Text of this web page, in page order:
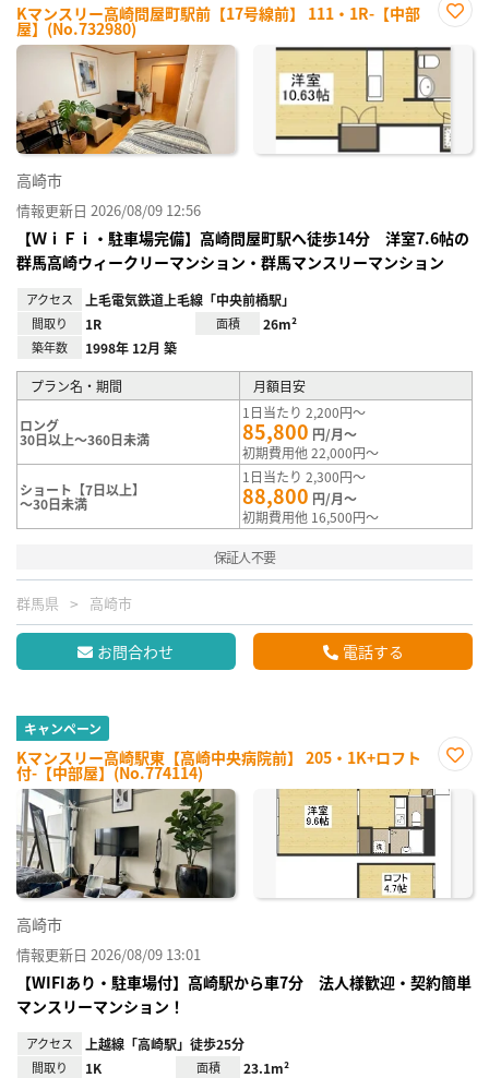
Kマンスリー高崎問屋町駅前【17号線前】 111・1R-【中部
屋】(No.732980)
に入
り登
高崎市
情報更新日 2026/08/09 12:56
【ＷｉＦｉ・駐車場完備】高崎問屋町駅へ徒歩14分 洋室7.6帖の
群馬高崎ウィークリーマンション・群馬マンスリーマンション
アクセス 上毛電気鉄道上毛線「中央前橋駅」
間取り 1R 面積 26m²
築年数 1998年 12月 築
プラン名・期間 月額目安
ロング
30日以上～360日未満
1日当たり 2,200円～
85,800 円/月～
初期費用他 22,000円～
ショート【7日以上】
～30日未満
1日当たり 2,300円～
88,800 円/月～
初期費用他 16,500円～
保証人不要
群馬県 高崎市
お問合わせ 電話する
キャンペーン
Kマンスリー高崎駅東【高崎中央病院前】 205・1K+ロフト
付-【中部屋】(No.774114)
に入
高崎市
情報更新日 2026/08/09 13:01
【WIFIあり・駐車場付】高崎駅から車7分 法人様歓迎・契約簡単
マンスリーマンション！
アクセス 上越線「高崎駅」徒歩25分
間取り 1K 面積 23.1m²